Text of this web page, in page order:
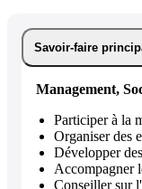
Savoir-faire
Management,
Participer à la
Organiser des
Développer
Accompagner
Conseiller sur